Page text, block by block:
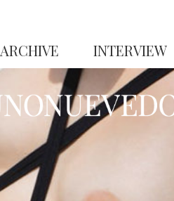
ARCHIVE INTERVIEW